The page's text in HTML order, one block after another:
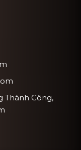
Thành Công,